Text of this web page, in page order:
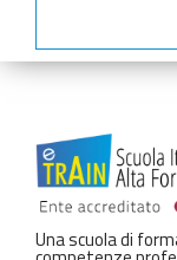
Una scuola di